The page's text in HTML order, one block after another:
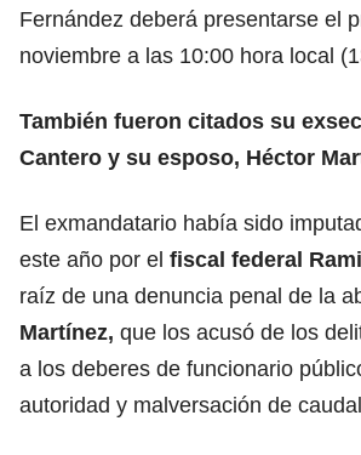
Fernández deberá presentarse el
noviembre a las 10:00 hora local
También fueron citados su
Cantero y su esposo, Héctor
El exmandatario había sido
este año por el fiscal federal
raíz de una denuncia penal de la
Martínez, que los acusó de los
a los deberes de funcionario
autoridad y malversación de